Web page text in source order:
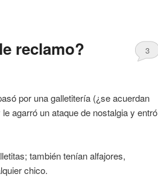
reclamo? 3
por una galletitería (¿se acuerdan
agarró un ataque de nostalgia y entró
también tenían alfajores,
chico.